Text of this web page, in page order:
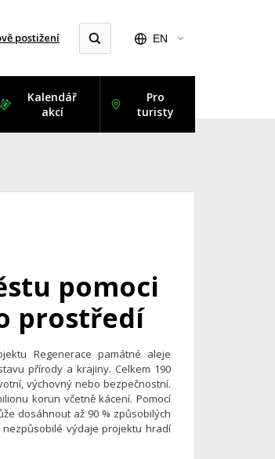
postižení EN
Kalendář
akcí
Pro
turisty
pomoci
prostředí
Regenerace památné aleje
přírody a krajiny. Celkem 190
výchovný nebo bezpečnostní.
korun včetně kácení. Pomocí
dosáhnout až 90 % způsobilých
nezpůsobilé výdaje projektu hradí